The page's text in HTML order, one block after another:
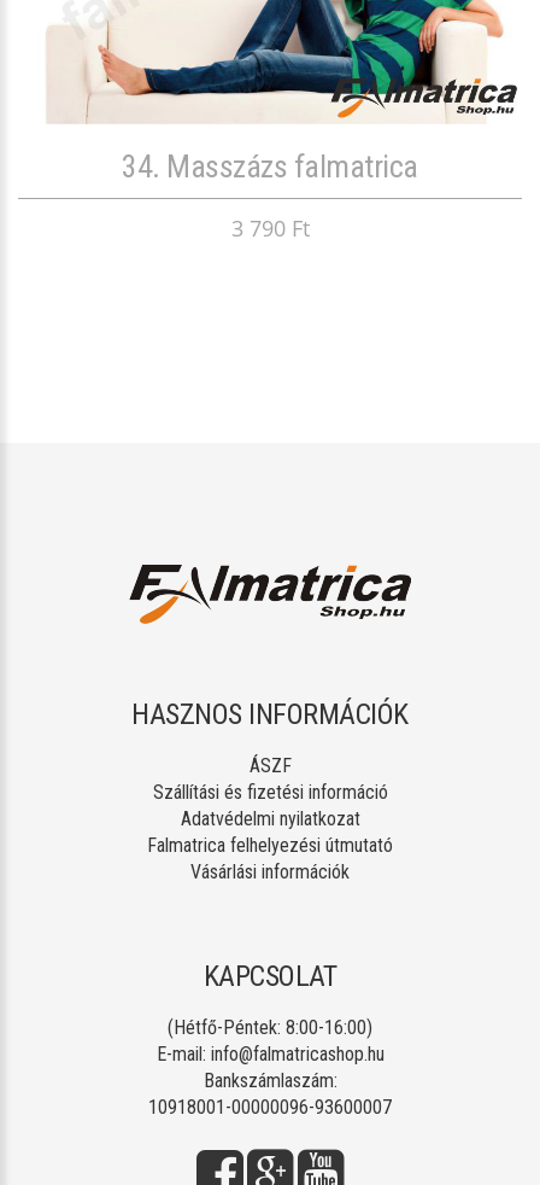
34. Masszázs falmatrica
3 790 Ft
HASZNOS INFORMÁCIÓK
ÁSZF
Szállítási és fizetési információ
Adatvédelmi nyilatkozat
Falmatrica felhelyezési útmutató
Vásárlási információk
KAPCSOLAT
(Hétfő-Péntek: 8:00-16:00)
E-mail: info@falmatricashop.hu
Bankszámlaszám:
10918001-00000096-93600007